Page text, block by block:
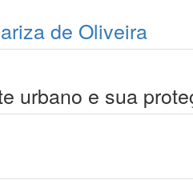
de Oliveira
urbano e sua